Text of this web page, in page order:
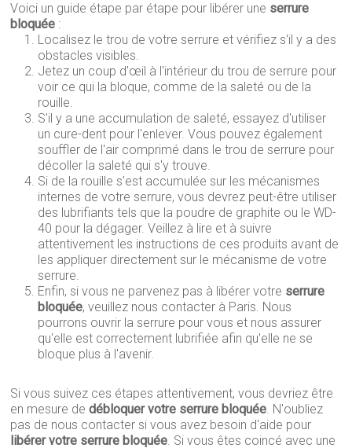
Voici un guide étape par étape pour libérer une serrure
bloquée :
Localisez le trou de votre serrure et vérifiez s'il y a des
obstacles visibles.
Jetez un coup d'œil à l'intérieur du trou de serrure pour
voir ce qui la bloque, comme de la saleté ou de la
rouille.
S'il y a une accumulation de saleté, essayez d'utiliser
un cure-dent pour l'enlever. Vous pouvez également
souffler de l'air comprimé dans le trou de serrure pour
décoller la saleté qui s'y trouve.
Si de la rouille s'est accumulée sur les mécanismes
internes de votre serrure, vous devrez peut-être utiliser
des lubrifiants tels que la poudre de graphite ou le WD-
40 pour la dégager. Veillez à lire et à suivre
attentivement les instructions de ces produits avant de
les appliquer directement sur le mécanisme de votre
serrure.
Enfin, si vous ne parvenez pas à libérer votre serrure
bloquée, veuillez nous contacter à Paris. Nous
pourrons ouvrir la serrure pour vous et nous assurer
qu'elle est correctement lubrifiée afin qu'elle ne se
bloque plus à l'avenir.
Si vous suivez ces étapes attentivement, vous devriez être
en mesure dedébloquer votre serrure bloquée. N'oubliez
pas de nous contacter si vous avez besoin d'aide pour
libérer votre serrure bloquée. Si vous êtes coincé avec une